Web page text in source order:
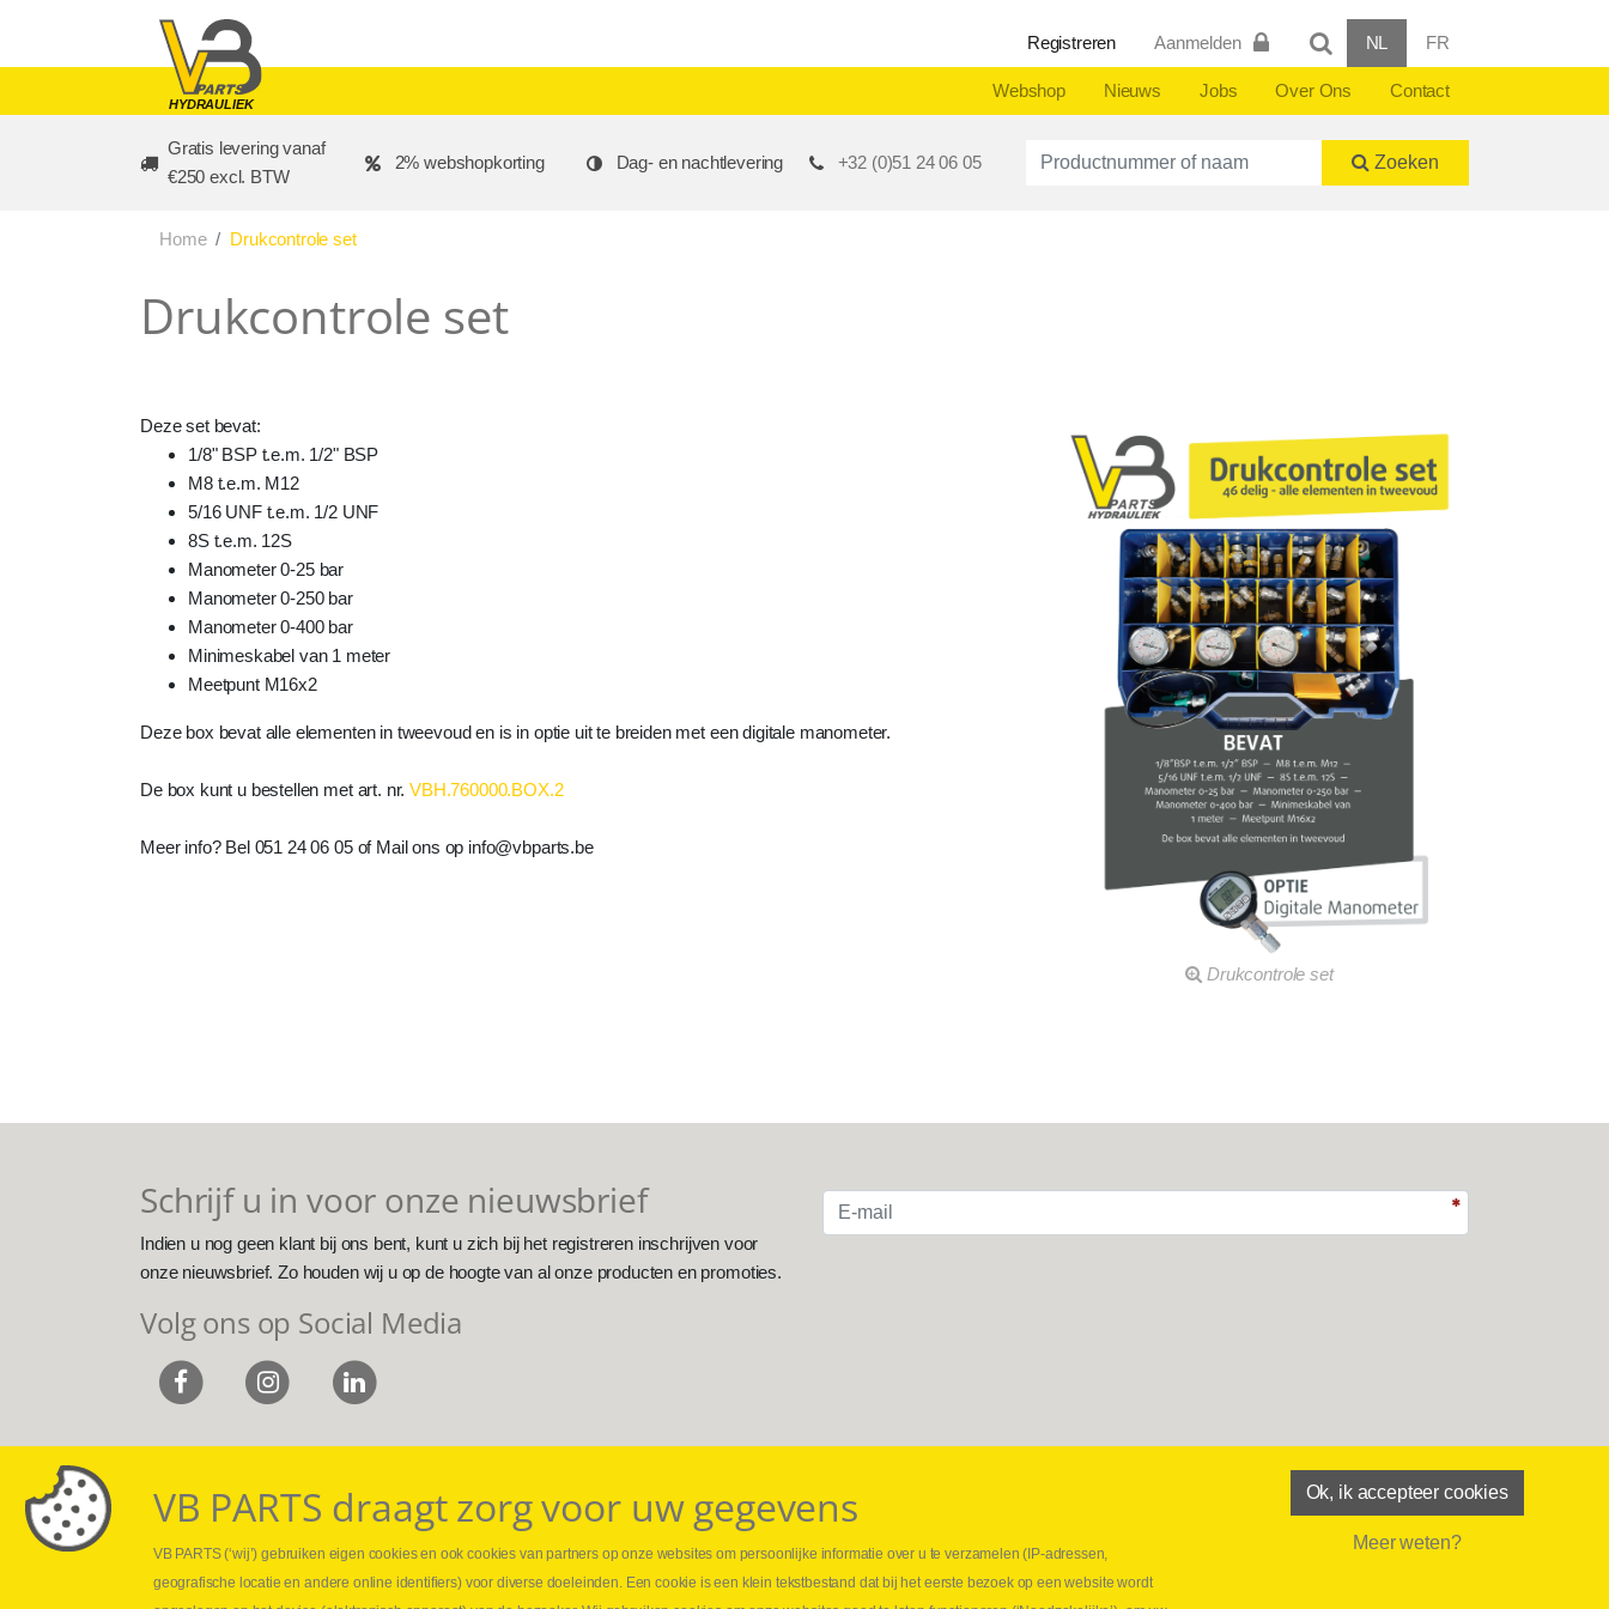
HYDRAULIEK
Registreren Aanmelden NL FR
Webshop Nieuws Jobs Over Ons Contact
Gratis levering vanaf
€250 excl. BTW
2% webshopkorting Dag- en nachtlevering +32 (0)51 24 06 05 Productnummer of naam Zoeken
Home Drukcontrole set
Drukcontrole set
Deze set bevat:
1/8" BSP t.e.m. 1/2" BSP
M8 t.e.m. M12
5/16 UNF t.e.m. 1/2 UNF
8S t.e.m. 12S
Manometer 0-25 bar
Manometer 0-250 bar
Manometer 0-400 bar
Minimeskabel van 1 meter
Meetpunt M16x2
Deze box bevat alle elementen in tweevoud en is in optie uit te breiden met een digitale manometer.
De box kunt u bestellen met art. nr.VBH.760000.BOX.2
Meer info? Bel 051 24 06 05 of Mail ons op info@vbparts.be
Drukcontrole set
Schrijf u in voor onze nieuwsbrief
Indien u nog geen klant bij ons bent, kunt u zich bij het registreren inschrijven voor
onze nieuwsbrief. Zo houden wij u op de hoogte van al onze producten en promoties.
Volg ons op Social Media
Webshop
Nieuws
Leveringen
Drukcontrole set
⏳ Laatste maand Webtec-promotie!
VB PARTS draagt zorg voor uw gegevens
VB PARTS (‘wij’) gebruiken eigen cookies en ook cookies van partners op onze websites om persoonlijke informatie over u te verzamelen (IP-adressen,
geografische locatie en andere online identifiers) voor diverse doeleinden. Een cookie is een klein tekstbestand dat bij het eerste bezoek op een website wordt
Ok, ik accepteer cookies
Meer weten?